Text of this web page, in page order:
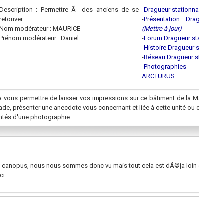
Description : Permettre Ã des anciens de se
retouver
Nom modérateur : MAURICE
Prénom modérateur : Daniel
-Dragueur
-Présentation
(Mettre à jour)
-Forum Dragueur
-Histoire Dragueur
-Réseau Dragueur
-
ARCTURUS
permettre de laisser vos impressions sur ce bâtiment de la
présenter une anecdote vous concernant et liée à cette unité ou
d'une photographie.
nous nous sommes donc vu mais tout cela est dÃ©ja loin